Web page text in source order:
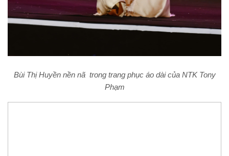
Bùi Thị Huyền nền nã trong trang phục áo dài của NTK Tony
Phạm